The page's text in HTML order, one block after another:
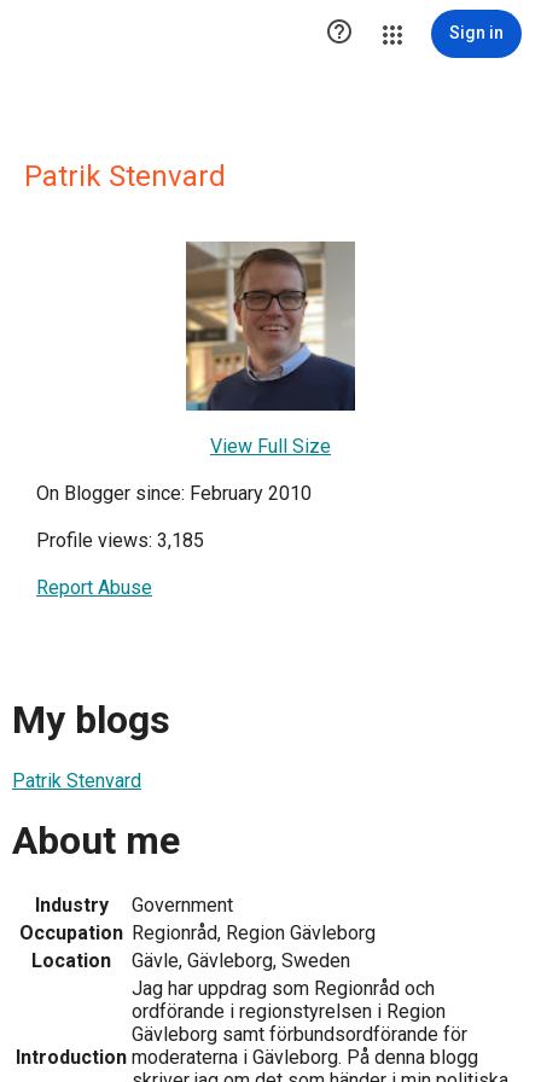
 Sign in
Patrik Stenvard
View Full Size
On Blogger since: February 2010
Profile views: 3,185
Report Abuse
My blogs
Patrik Stenvard
About me
Industry
Government
Occupation Regionråd, Region Gävleborg
Location
Gävle, Gävleborg, Sweden
Introduction
Jag har uppdrag som Regionråd och
ordförande i regionstyrelsen i Region
Gävleborg samt förbundsordförande för
moderaterna i Gävleborg. På denna blogg